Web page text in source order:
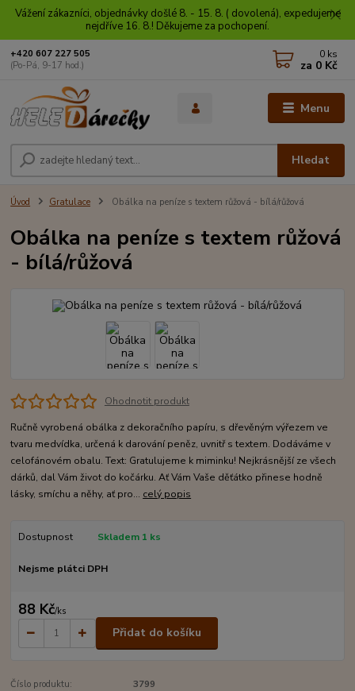
Vážení zákazníci, objednávky došlé 8. - 15. 8. ( dovolená), expedujeme
nejdříve 16. 8.! Děkujeme za pochopení.
Menu
Hledat
+420 607 227 505
(Po-Pá, 9-17 hod.)
0 ks
za 0 Kč
Úvod Gratulace Obálka na peníze s textem růžová - bílá/růžová
Obálka na peníze s textem růžová
- bílá/růžová
Ohodnotit produkt
Ručně vyrobená obálka z dekoračního papíru, s dřevěným výřezem ve
tvaru medvídka, určená k darování peněz, uvnitř s textem. Dodáváme v
celofánovém obalu. Text: Gratulujeme k miminku! Nejkrásnější ze všech
dárků, dal Vám život do kočárku. Ať Vám Vaše děťátko přinese hodně
lásky, smíchu a něhy, ať pro... celý popis
Dostupnost Skladem 1 ks
Nejsme plátci DPH
88 Kč/ks
Přidat do košíku
Číslo produktu:
3799